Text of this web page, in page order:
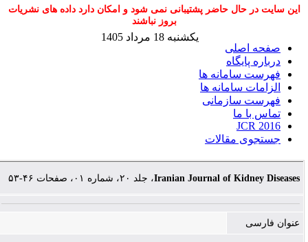
این سایت در حال حاضر پشتیبانی نمی شود و امکان دارد داده های نشریات
بروز نباشند
صفحه اصلی
درباره پایگاه
فهرست سامانه ها
الزامات سامانه ها
فهرست سازمانی
تماس با ما
JCR 2016
جستجوی مقالات
یکشنبه 18 مرداد 1405
Iranian Journal of Kidney Diseases، جلد ۲۰، شماره ۰۱، صفحات ۴۶-۵۳
عنوان فارسی